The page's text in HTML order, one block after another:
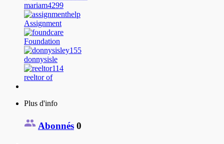
mariam4299
Assignment
Foundation
donnysisle
reeltor of
Plus d'info
Abonnés 0